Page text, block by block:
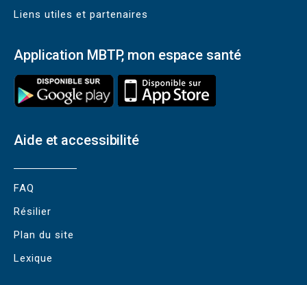
Liens utiles et partenaires
Application MBTP, mon espace santé
Aide et accessibilité
FAQ
Résilier
Plan du site
Lexique